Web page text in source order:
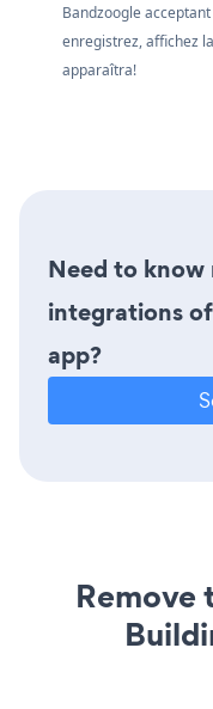
Bandzoogle
enregistrez, affichez
apparaîtra!
Need to know
integrations
app?
Remove